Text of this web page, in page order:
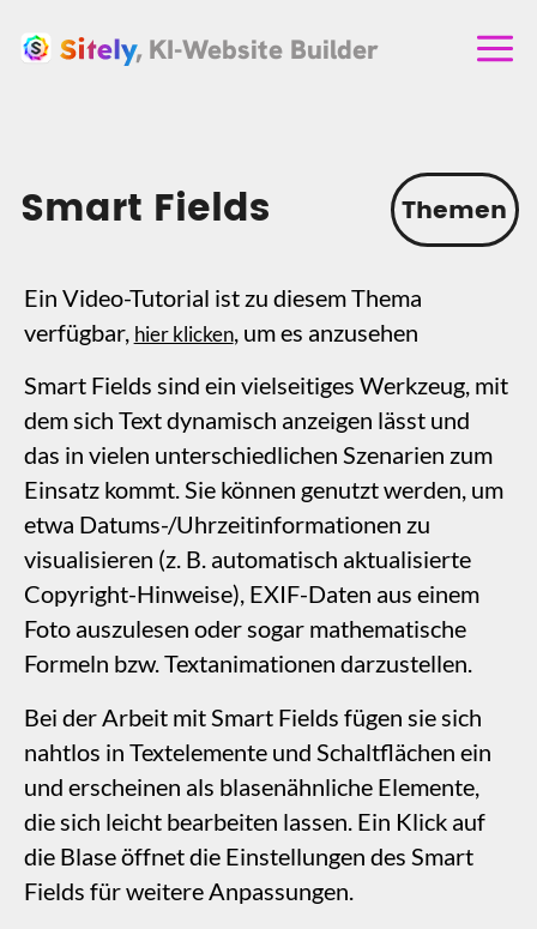
, KI-Website Builder
Ein Video-Tutorial ist zu diesem Thema
dem sich Text dynamisch anzeigen lässt und
das in vielen unterschiedlichen Szenarien zum
Einsatz kommt. Sie können genutzt werden, um
etwa Datums-/Uhrzeitinformationen zu
visualisieren (z. B. automatisch aktualisierte
Copyright-Hinweise), EXIF-Daten aus einem
Foto auszulesen oder sogar mathematische
Bei der Arbeit mit Smart Fields fügen sie sich
nahtlos in Textelemente und Schaltflächen ein
und erscheinen als blasenähnliche Elemente,
die sich leicht bearbeiten lassen. Ein Klick auf
die Blase öffnet die Einstellungen des Smart
Fields für weitere Anpassungen.
Um Smart Fields einzufügen, verwenden Sie
oder die Schaltfläche „Smart Field einfügen …“
im Stilinspektor beim Bearbeiten von Text.
Einmal eingefügt, lassen sich Smart Fields wie
normaler Text bearbeiten, kopieren, einfügen
oder löschen.